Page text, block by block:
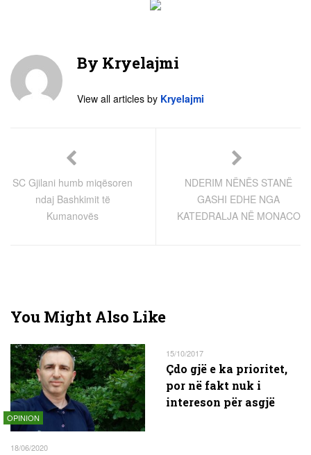
By Kryelajmi
View all articles by Kryelajmi
SC Gjilani humb miqësoren
ndaj Bashkimit të
Kumanovës
NDERIM NËNËS STANË
GASHI EDHE NGA
KATEDRALJA NË MONACO
You Might Also Like
OPINION
18/06/2020
15/10/2017
Çdo gjë e ka prioritet,
por në fakt nuk i
intereson për asgjë